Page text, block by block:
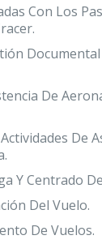
Con Los
De
De
Y Centrado
Del Vuelo.
De Vuelos.